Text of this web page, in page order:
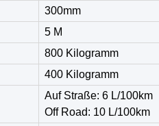
300mm
5 M
800 Kilogramm
400 Kilogramm
Auf Straße: 6 L/100km
Off Road: 10 L/100km